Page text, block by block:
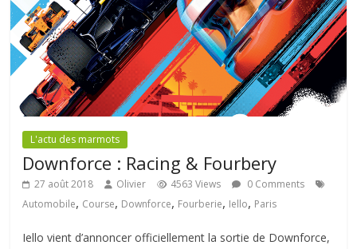
L'actu des marmots
Downforce : Racing & Fourbery
27 août 2018 Olivier 4563 Views
0 Comments
Automobile, Course, Downforce, Fourberie, Iello, Paris
Iello vient d’annoncer officiellement la sortie de Downforce,